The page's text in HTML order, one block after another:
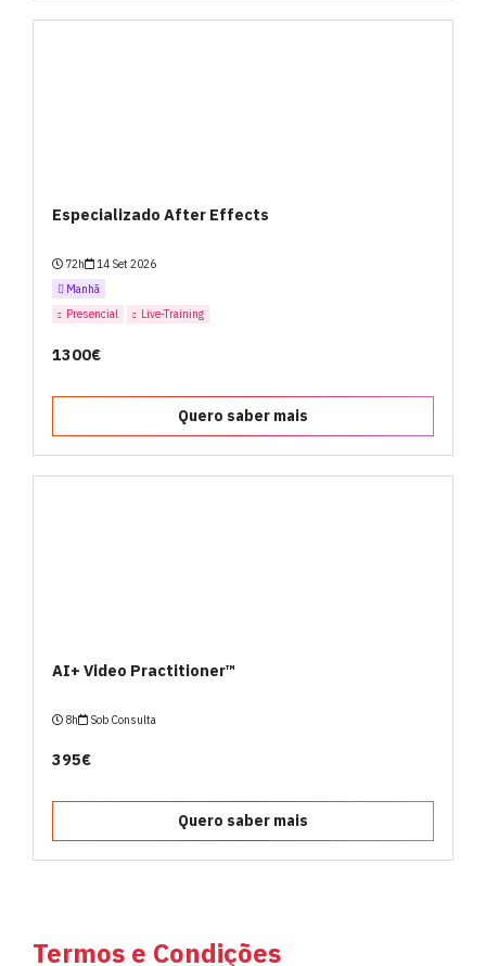
Especializado After Effects
72h
14 Set 2026
Manhã
Presencial
Live-Training
1300€
Quero saber mais
AI+ Video Practitioner™
8h Sob Consulta
395€
Quero saber mais
Termos e Condições